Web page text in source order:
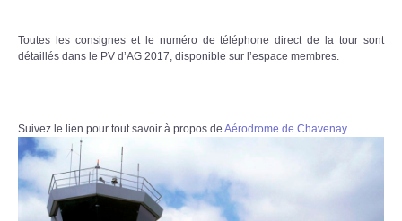
Toutes les consignes et le numéro de téléphone direct de la tour sont
détaillés dans le PV d’AG 2017, disponible sur l’espace membres.
Suivez le lien pour tout savoir à propos de Aérodrome de Chavenay